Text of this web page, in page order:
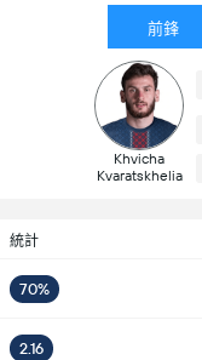
前鋒
Khvicha
Kvaratskhelia
統計
70%
2.16